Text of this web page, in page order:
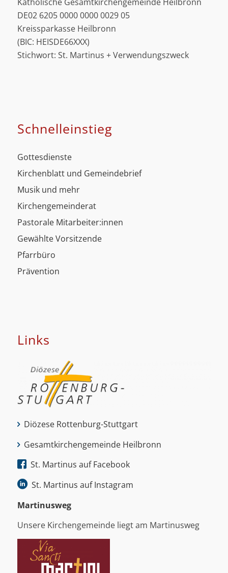
DE02 6205 0000 0000 0029 05
Kreissparkasse Heilbronn
(BIC: HEISDE66XXX)
Stichwort: St. Martinus + Verwendungszweck
Schnell­einstieg
Gottesdienste
Kirchenblatt und Gemeindebrief
Musik und mehr
Kirchengemeinderat
Pastorale Mitarbeiter:innen
Gewählte Vorsitzende
Pfarrbüro
Prävention
Links
Diözese Rottenburg-Stuttgart
Gesamtkirchengemeinde Heilbronn
St. Martinus auf Facebook
St. Martinus auf Instagram
Martinus­weg
Unsere Kirchengemeinde liegt am Martinusweg